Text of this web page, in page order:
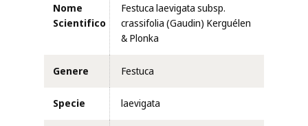
Nome
Scientifico
Festuca laevigata subsp.
crassifolia (Gaudin) Kerguélen
& Plonka
Genere Festuca
Specie laevigata